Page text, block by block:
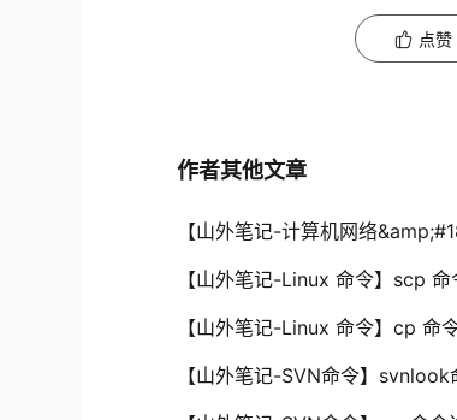
点赞
作者其他文章
【山外笔记-计算机网络
【山外笔记-Linux 命令】scp 命
【山外笔记-Linux 命令】cp 命
【山外笔记-SVN命令】svnlook